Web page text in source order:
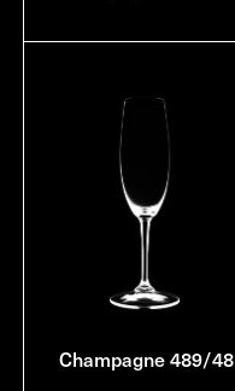
Champagne 489/48